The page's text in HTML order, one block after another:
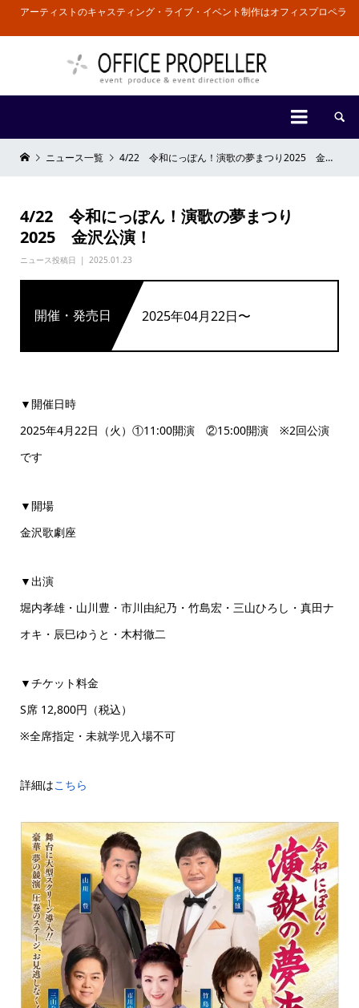
アーティストのキャスティング・ライブ・イベント制作はオフィスプロペラ
 
ニュース一覧 4/22 令和にっぽん！演歌の夢まつり2025 金沢公演！
4/22 令和にっぽん！演歌の夢まつり
2025 金沢公演！
ニュース投稿日 2025.01.23
開催・発売日 2025年04月22日〜
▼開催日時
2025年4月22日（火）①11:00開演 ②15:00開演 ※2回公演
です
▼開場
金沢歌劇座
▼出演
堀内孝雄・山川豊・市川由紀乃・竹島宏・三山ひろし・真田ナ
オキ・辰巳ゆうと・木村徹二
▼チケット料金
S席 12,800円（税込）
※全席指定・未就学児入場不可
詳細はこちら